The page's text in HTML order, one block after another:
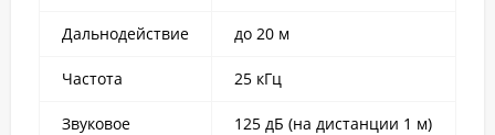
Дальнодействие до 20 м
Частота 25 кГц
Звуковое
125 дБ (на дистанции 1 м)